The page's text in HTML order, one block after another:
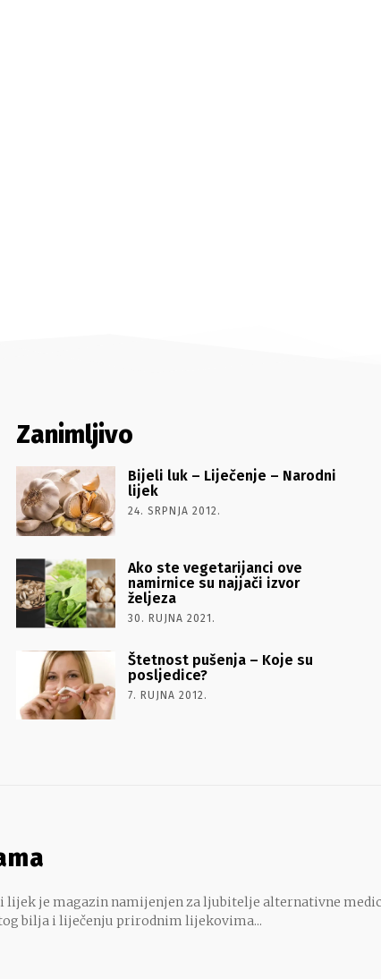
Zanimljivo
Bijeli luk – Liječenje – Narodni
lijek
24. SRPNJA 2012.
Ako ste vegetarijanci ove
namirnice su najjači izvor
željeza
30. RUJNA 2021.
Štetnost pušenja – Koje su
posljedice?
7. RUJNA 2012.
lijek je magazin namijenjen za ljubitelje alternativne
bilja i liječenju prirodnim lijekovima...